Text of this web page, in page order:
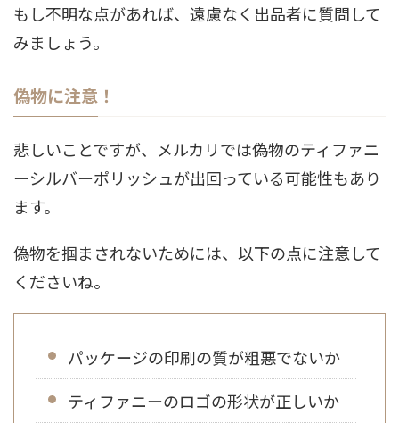
もし不明な点があれば、遠慮なく出品者に質問して
みましょう。
偽物に注意！
悲しいことですが、メルカリでは偽物のティファニ
ーシルバーポリッシュが出回っている可能性もあり
ます。
偽物を掴まされないためには、以下の点に注意して
くださいね。
パッケージの印刷の質が粗悪でないか
ティファニーのロゴの形状が正しいか